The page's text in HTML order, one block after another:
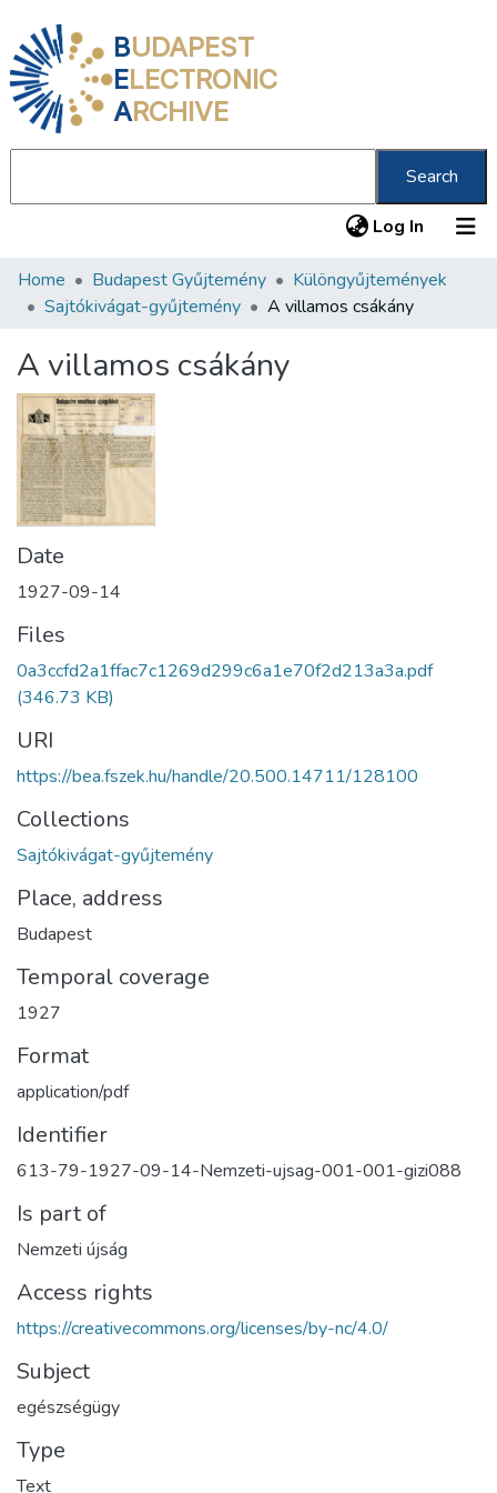
BUDAPEST
ELECTRONIC
ARCHIVE
Search
Log In (current)
Communities & Collections
Statistics
About us
Home Budapest Gyűjtemény
Különgyűjtemények
Sajtókivágat-gyűjtemény
A villamos csákány
A villamos csákány
Date
1927-09-14
Files
0a3ccfd2a1ffac7c1269d299c6a1e70f2d213a3a.pdf
(346.73 KB)
URI
https://bea.fszek.hu/handle/20.500.14711/128100
Collections
Sajtókivágat-gyűjtemény
Place, address
Budapest
Temporal coverage
1927
Format
application/pdf
Identifier
613-79-1927-09-14-Nemzeti-ujsag-001-001-gizi088
Is part of
Nemzeti újság
Access rights
https://creativecommons.org/licenses/by-nc/4.0/
Subject
egészségügy
Type
Text